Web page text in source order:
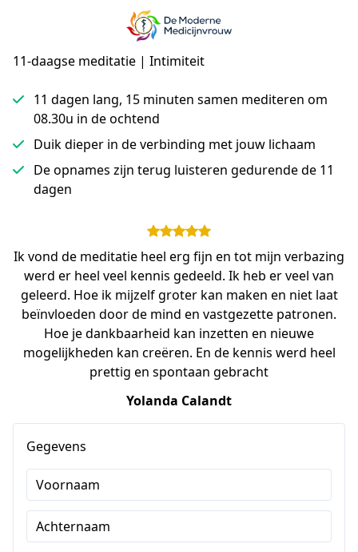
11-daagse meditatie | Intimiteit
11 dagen lang, 15 minuten samen mediteren om
08.30u in de ochtend
Duik dieper in de verbinding met jouw lichaam
De opnames zijn terug luisteren gedurende de 11
dagen
Ik vond de meditatie heel erg fijn en tot mijn verbazing
werd er heel veel kennis gedeeld. Ik heb er veel van
geleerd. Hoe ik mijzelf groter kan maken en niet laat
beïnvloeden door de mind en vastgezette patronen.
Hoe je dankbaarheid kan inzetten en nieuwe
mogelijkheden kan creëren. En de kennis werd heel
prettig en spontaan gebracht
Yolanda Calandt
Gegevens
Voornaam
Achternaam